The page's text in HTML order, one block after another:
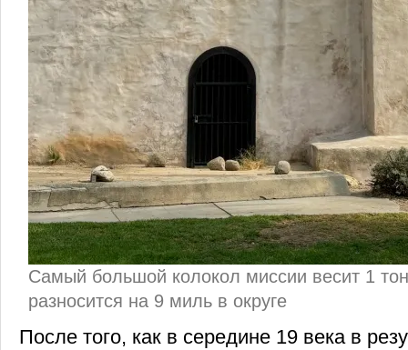
Самый большой колокол миссии весит 1
разносится на 9 миль в округе
После того, как в середине 19 века в